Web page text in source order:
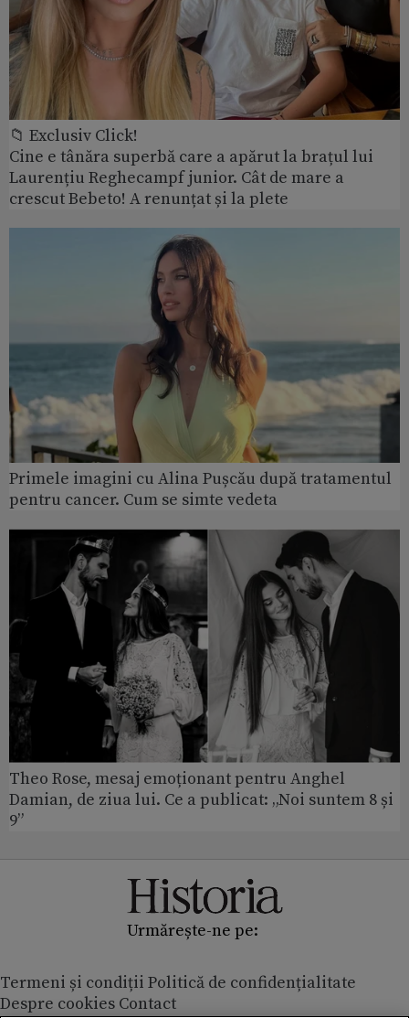
📁 Exclusiv Click!
Cine e tânăra superbă care a apărut la brațul lui
Laurențiu Reghecampf junior. Cât de mare a
crescut Bebeto! A renunțat și la plete
Primele imagini cu Alina Pușcău după tratamentul
pentru cancer. Cum se simte vedeta
Theo Rose, mesaj emoționant pentru Anghel
Damian, de ziua lui. Ce a publicat: „Noi suntem 8 și
9”
Urmărește-ne pe:
Termeni și condiții Politică de confidențialitate
Despre cookies Contact